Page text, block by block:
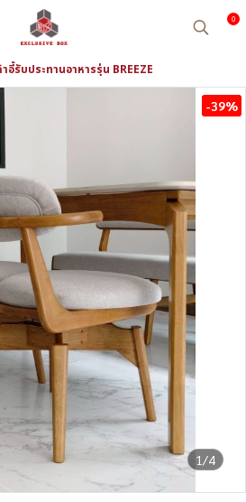
0
าอี้รับประทานอาหารรุ่น BREEZE
1/4
-39%